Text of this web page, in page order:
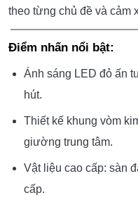
theo từng chủ đề và cảm
Điểm nhấn nổi bật:
Ánh sáng LED đỏ ấn
hút.
Thiết kế khung vòm
giường trung tâm.
Vật liệu cao cấp: sàn
cấp.